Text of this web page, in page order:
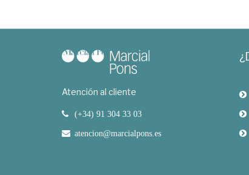
Atención al cliente
(+34) 91 304 33 03
atencion@marcialpons.es